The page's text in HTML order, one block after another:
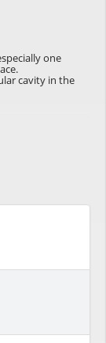
one
cavity in the